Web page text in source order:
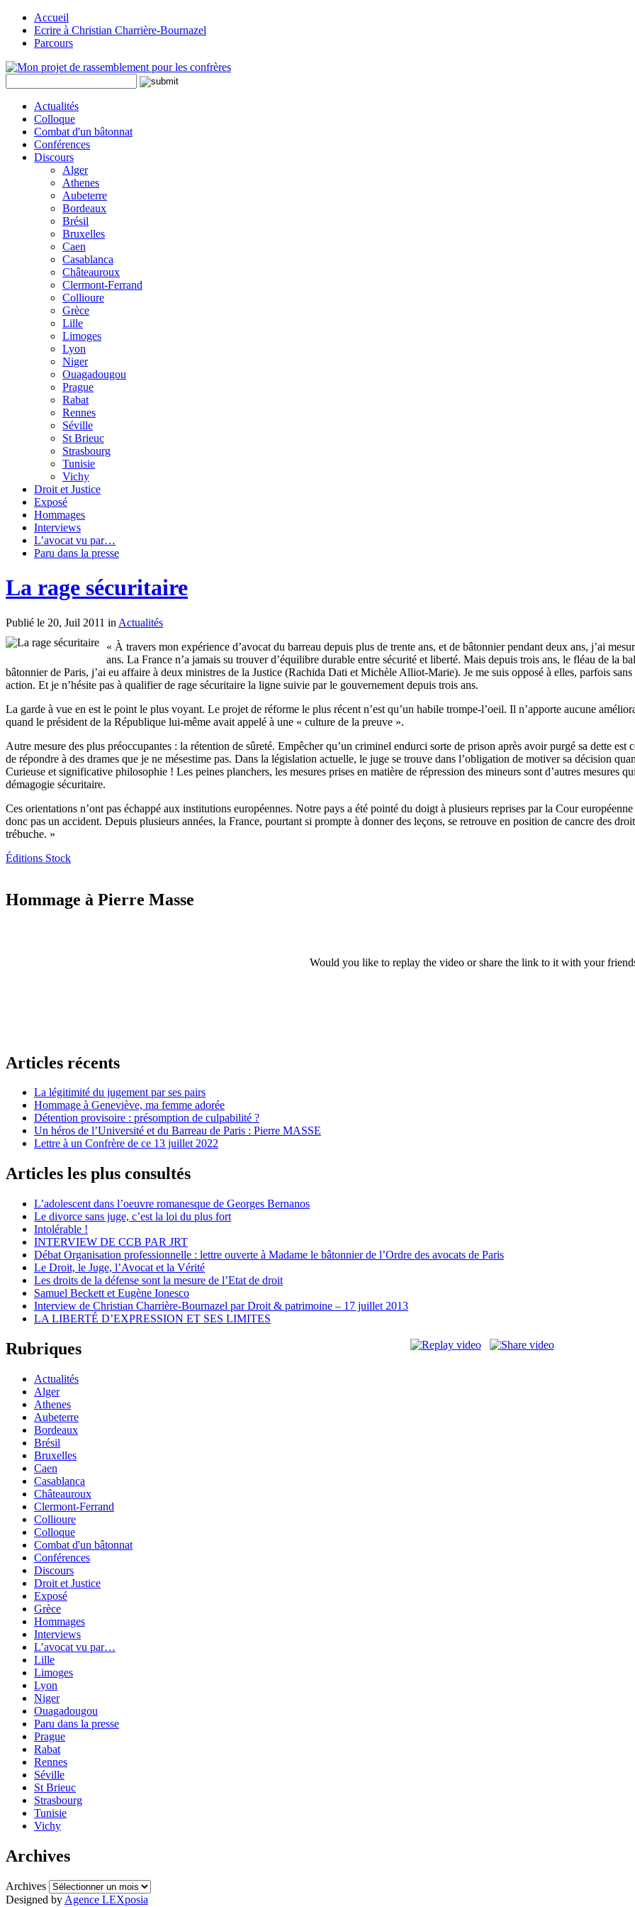
Accueil
Ecrire à Christian Charrière-Bournazel
Parcours
Actualités
Colloque
Combat d'un bâtonnat
Conférences
Discours
Alger
Athenes
Aubeterre
Bordeaux
Brésil
Bruxelles
Caen
Casablanca
Châteauroux
Clermont-Ferrand
Collioure
Grèce
Lille
Limoges
Lyon
Niger
Ouagadougou
Prague
Rabat
Rennes
Séville
St Brieuc
Strasbourg
Tunisie
Vichy
Droit et Justice
Exposé
Hommages
Interviews
L’avocat vu par…
Paru dans la presse
La rage sécuritaire
Publié le 20, Juil 2011 in Actualités
« À travers mon expérience d’avocat du barreau depuis plus de trente ans, et de bâtonnier pendant deux ans, j’ai
ans. La France n’a jamais su trouver d’équilibre durable entre sécurité et liberté. Mais depuis trois ans, le fléau de la
bâtonnier de Paris, j’ai eu affaire à deux ministres de la Justice (Rachida Dati et Michèle Alliot-Marie). Je me suis opposé à elles, parfois
action. Et je n’hésite pas à qualifier de rage sécuritaire la ligne suivie par le gouvernement depuis trois ans.
La garde à vue en est le point le plus voyant. Le projet de réforme le plus récent n’est qu’un habile trompe-l’oeil. Il n’apporte aucune
quand le président de la République lui-même avait appelé à une « culture de la preuve ».
Autre mesure des plus préoccupantes : la rétention de sûreté. Empêcher qu’un criminel endurci sorte de prison après avoir purgé sa dette
de répondre à des drames que je ne mésestime pas. Dans la législation actuelle, le juge se trouve dans l’obligation de motiver sa décision
Curieuse et significative philosophie ! Les peines planchers, les mesures prises en matière de répression des mineurs sont d’autres mesures
démagogie sécuritaire.
Ces orientations n’ont pas échappé aux institutions européennes. Notre pays a été pointé du doigt à plusieurs reprises par la Cour
donc pas un accident. Depuis plusieurs années, la France, pourtant si prompte à donner des leçons, se retrouve en position de cancre des
trébuche. »
Éditions Stock
Hommage à Pierre Masse
Would you like to replay the video or share the link to it with your
Articles récents
La légitimité du jugement par ses pairs
Hommage à Geneviève, ma femme adorée
Détention provisoire : présomption de culpabilité ?
Un héros de l’Université et du Barreau de Paris : Pierre MASSE
Lettre à un Confrère de ce 13 juillet 2022
Articles les plus consultés
L’adolescent dans l’oeuvre romanesque de Georges Bernanos
Le divorce sans juge, c’est la loi du plus fort
Intolérable !
INTERVIEW DE CCB PAR JRT
Débat Organisation professionnelle : lettre ouverte à Madame le bâtonnier de l’Ordre des avocats de Paris
Le Droit, le Juge, l’Avocat et la Vérité
Les droits de la défense sont la mesure de l’Etat de droit
Samuel Beckett et Eugène Ionesco
Interview de Christian Charrière-Bournazel par Droit & patrimoine – 17 juillet 2013
LA LIBERTÉ D’EXPRESSION ET SES LIMITES
Rubriques
Actualités
Alger
Athenes
Aubeterre
Bordeaux
Brésil
Bruxelles
Caen
Casablanca
Châteauroux
Clermont-Ferrand
Collioure
Colloque
Combat d'un bâtonnat
Conférences
Discours
Droit et Justice
Exposé
Grèce
Hommages
Interviews
L’avocat vu par…
Lille
Limoges
Lyon
Niger
Ouagadougou
Paru dans la presse
Prague
Rabat
Rennes
Séville
St Brieuc
Strasbourg
Tunisie
Vichy
Archives
Archives
Designed by Agence LEXposia